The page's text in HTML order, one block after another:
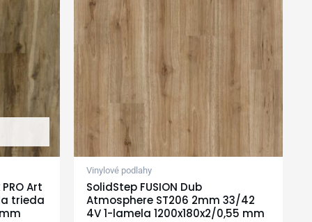
Art
trieda
Vinylové podlahy
SolidStep FUSION Dub
Atmosphere ST206 2mm 33/42
4V 1-lamela 1200x180x2/0,55 mm